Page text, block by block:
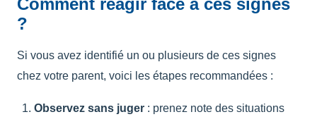
Comment réagir face à ces signes
?
Si vous avez identifié un ou plusieurs de ces signes
chez votre parent, voici les étapes recommandées :
Observez sans juger : prenez note des situations